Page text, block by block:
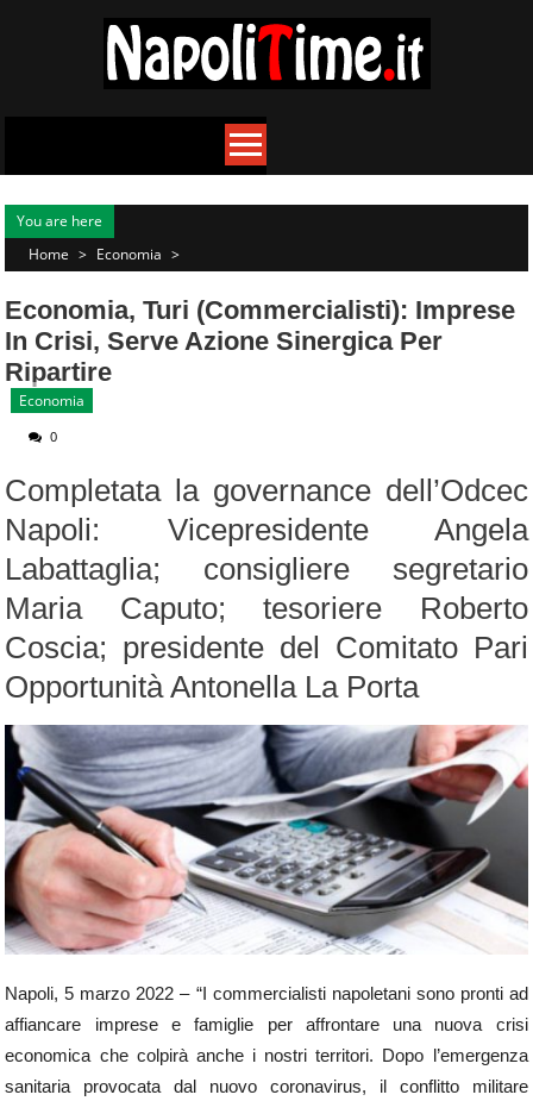
You are here
Home > Economia >
Economia, Turi (commercialisti): Imprese
In Crisi, Serve Azione Sinergica Per
Ripartire
Economia
0
Completata la governance dell’Odcec
Napoli: Vicepresidente Angela
Labattaglia; consigliere segretario
Maria Caputo; tesoriere Roberto
Coscia; presidente del Comitato Pari
Opportunità Antonella La Porta
Napoli, 5 marzo 2022 – “I commercialisti napoletani sono pronti ad
affiancare imprese e famiglie per affrontare una nuova crisi
economica che colpirà anche i nostri territori. Dopo l’emergenza
sanitaria provocata dal nuovo coronavirus, il conflitto militare